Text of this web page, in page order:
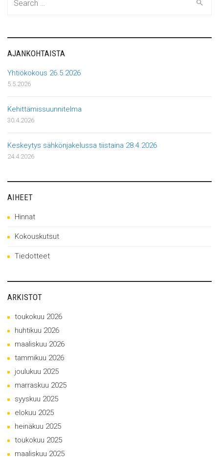
AJANKOHTAISTA
Yhtiökokous 26.5.2026
5.5.2026
Kehittämissuunnitelma
30.4.2026
Keskeytys sähkönjakelussa tiistaina 28.4.2026
24.4.2026
AIHEET
Hinnat
Kokouskutsut
Tiedotteet
ARKISTOT
toukokuu 2026
huhtikuu 2026
maaliskuu 2026
tammikuu 2026
joulukuu 2025
marraskuu 2025
syyskuu 2025
elokuu 2025
heinäkuu 2025
toukokuu 2025
maaliskuu 2025